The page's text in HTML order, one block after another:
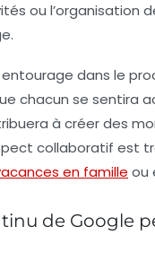
ou l’organisation
dans le
chacun se sentira
à créer des
collaboratif est
en famille ou
de Google